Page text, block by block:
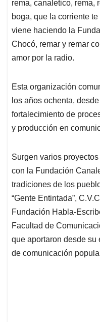
A
p
p
o
o
k
d
I
n
rema, canaletico, rema,
boga, que la corriente
viene haciendo la
Chocó, remar y remar
amor por la radio.
Esta organización
los años ochenta,
fortalecimiento de
y producción en
Surgen varios
con la Fundación
tradiciones de los
“Gente Entintada”,
Fundación Habla-
Facultad de
que aportaron desde
de comunicación